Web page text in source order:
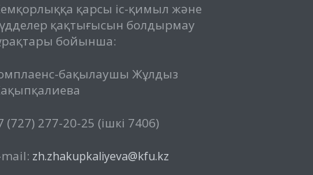
қарсы іс-қимыл және
қақтығысын болдырмау
бойынша:
бақылаушы Жұлдыз
(727) 277-20-25 (ішкі 7406)
mail: zh.zhakupkaliyeva@kfu.kz